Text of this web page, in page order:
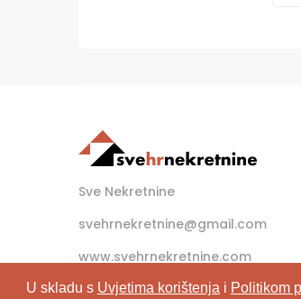
U skladu s Uvjetima korištenja i Politikom
Sve Nekretnine
svehrnekretnine@gmail.com
www.svehrnekretnine.com